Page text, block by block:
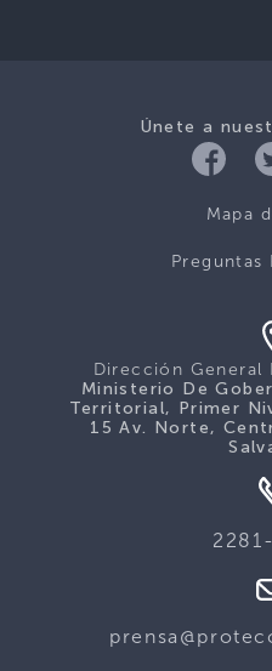
Únete a
Mapa
Preguntas
Dirección General
Ministerio De
Territorial, Primer
15 Av. Norte,